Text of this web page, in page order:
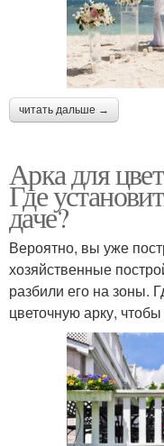
читать дальше →
Арка для
Где
даче?
Вероятно, вы уже
хозяйственные
разбили его на зоны.
цветочную арку,